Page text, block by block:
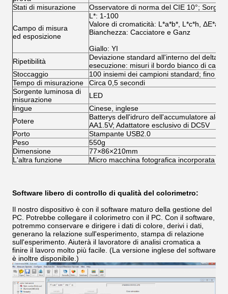
Stati di misurazione
Osservatore di norma del CIE 10°;
Campo di misura
ed esposizione
L*: 1-100
Valore di cromaticità: L*a*b*, L*c*h,
Bianchezza: Cacciatore e Ganz
Giallo: YI
Ripetibilità
Deviazione standard all'interno del delta
esecuzione: misuri il bordo bianco di
Stoccaggio
100 insiemi dei campioni standard; fino a
Tempo di misurazione
Circa 0,5 secondi
Sorgente luminosa di
misurazione
LED
lingue
Cinese, inglese
Potere
Batterys dell'idruro dell'accumulatore
AA1.5V; Adattatore esclusivo di DC5V
Porto
Stampante USB2.0
Peso
550g
Dimensione
77×86×210mm
L'altra funzione
Micro macchina fotografica incorporata
Software libero di controllo di qualità del colorimetro:
Il nostro dispositivo è con il software maturo della gestione del
PC. Potrebbe collegare il colorimetro con il PC. Con il software,
potremmo conservare e dirigere i dati di colore, derivi i dati,
generano la relazione sull'esperimento, stampa di relazione
sull'esperimento. Aiuterà il lavoratore di analisi cromatica a
finire il lavoro molto più facile. (La versione inglese del software
è inoltre disponibile.)